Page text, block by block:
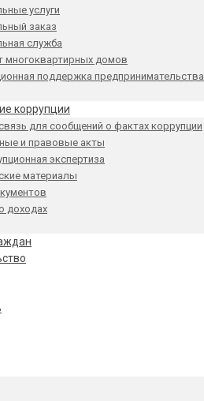
услуги
заказ
служба
многоквартирных домов
поддержка предпринимательства
коррупции
для сообщений о фактах коррупции
и правовые акты
экспертиза
материалы
доходах